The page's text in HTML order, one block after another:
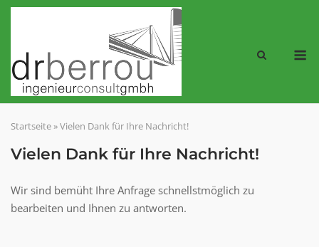
Skip
Startseite»Vielen Dank für Ihre Nachricht!
Vielen Dank für Ihre Nachricht!
Wir sind bemüht Ihre Anfrage schnellstmöglich zu
bearbeiten und Ihnen zu antworten.